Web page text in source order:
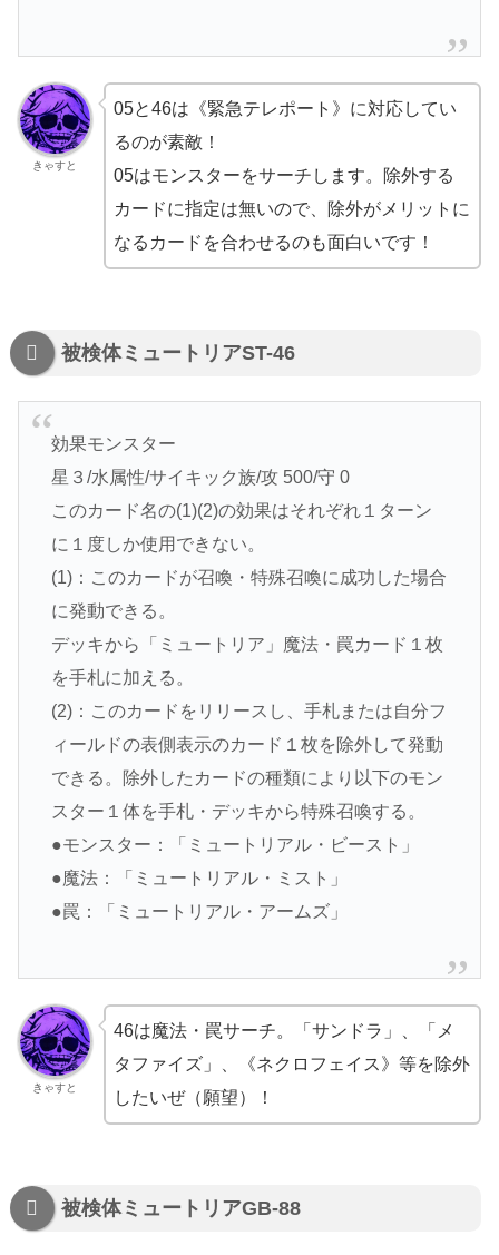
きゃすと
05と46は《緊急テレポート》に対応してい
るのが素敵！
05はモンスターをサーチします。除外する
カードに指定は無いので、除外がメリットに
なるカードを合わせるのも面白いです！
被検体ミュートリアST-46
効果モンスター
星３/水属性/サイキック族/攻 500/守 0
このカード名の(1)(2)の効果はそれぞれ１ターン
に１度しか使用できない。
(1)：このカードが召喚・特殊召喚に成功した場合
に発動できる。
デッキから「ミュートリア」魔法・罠カード１枚
を手札に加える。
(2)：このカードをリリースし、手札または自分フ
ィールドの表側表示のカード１枚を除外して発動
できる。除外したカードの種類により以下のモン
スター１体を手札・デッキから特殊召喚する。
●モンスター：「ミュートリアル・ビースト」
●魔法：「ミュートリアル・ミスト」
●罠：「ミュートリアル・アームズ」
きゃすと
46は魔法・罠サーチ。「サンドラ」、「メ
タファイズ」、《ネクロフェイス》等を除外
したいぜ（願望）！
被検体ミュートリアGB-88